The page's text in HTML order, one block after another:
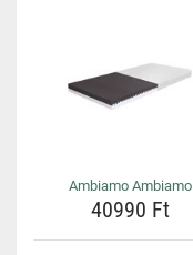
Ambiamo Ambiamo
40990 Ft